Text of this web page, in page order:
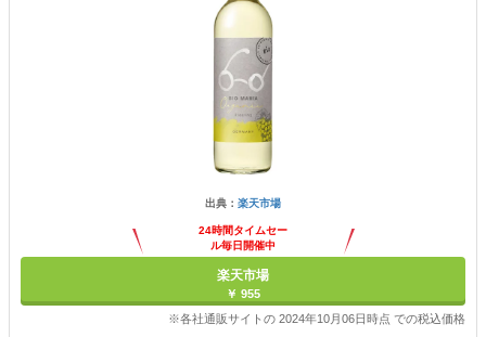
出典： 楽天市場
24時間タイムセー
ル毎日開催中
楽天市場
￥ 955
※各社通販サイトの 2024年10月06日時点 での税込価格